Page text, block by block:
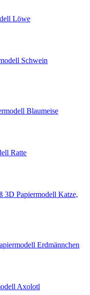
Löwe
Schwein
Blaumeise
Ratte
3D Papiermodell Katze,
Erdmännchen
Axolotl